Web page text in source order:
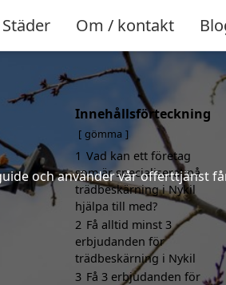
Städer Om / kontakt
och använder vår offerttjänst
Innehållsförteckning
gömma
1 Vad kan ett företag
som är specialiserat på
trädbeskärning i Nykil
hjälpa till med?
2 Få alltid minst 3
erbjudanden för
trädbeskärning i Nykil
3 Få 3 erbjudanden för